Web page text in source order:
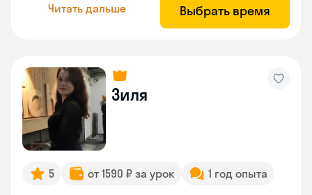
Читать дальше Выбрать время
Зиля
5 от 1590 ₽ за урок 1 год опыта